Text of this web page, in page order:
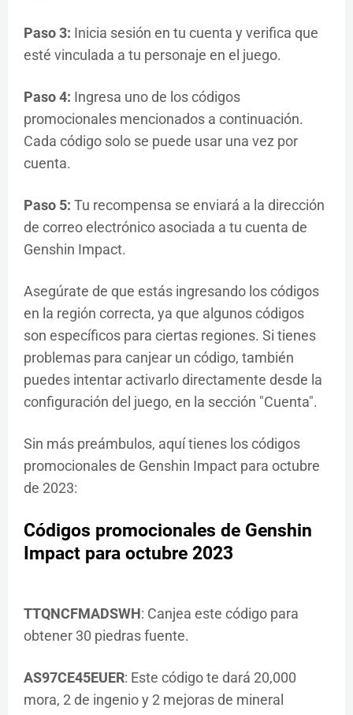
Paso 3: Inicia sesión en tu cuenta y verifica que
esté vinculada a tu personaje en el juego.
Paso 4: Ingresa uno de los códigos
promocionales mencionados a continuación.
Cada código solo se puede usar una vez por
cuenta.
Paso 5: Tu recompensa se enviará a la dirección
de correo electrónico asociada a tu cuenta de
Genshin Impact.
Asegúrate de que estás ingresando los códigos
en la región correcta, ya que algunos códigos
son específicos para ciertas regiones. Si tienes
problemas para canjear un código, también
puedes intentar activarlo directamente desde la
configuración del juego, en la sección "Cuenta".
Sin más preámbulos, aquí tienes los códigos
promocionales de Genshin Impact para octubre
de 2023:
Códigos promocionales de Genshin
Impact para octubre 2023
TTQNCFMADSWH: Canjea este código para
obtener 30 piedras fuente.
AS97CE45EUER: Este código te dará 20,000
mora, 2 de ingenio y 2 mejoras de mineral